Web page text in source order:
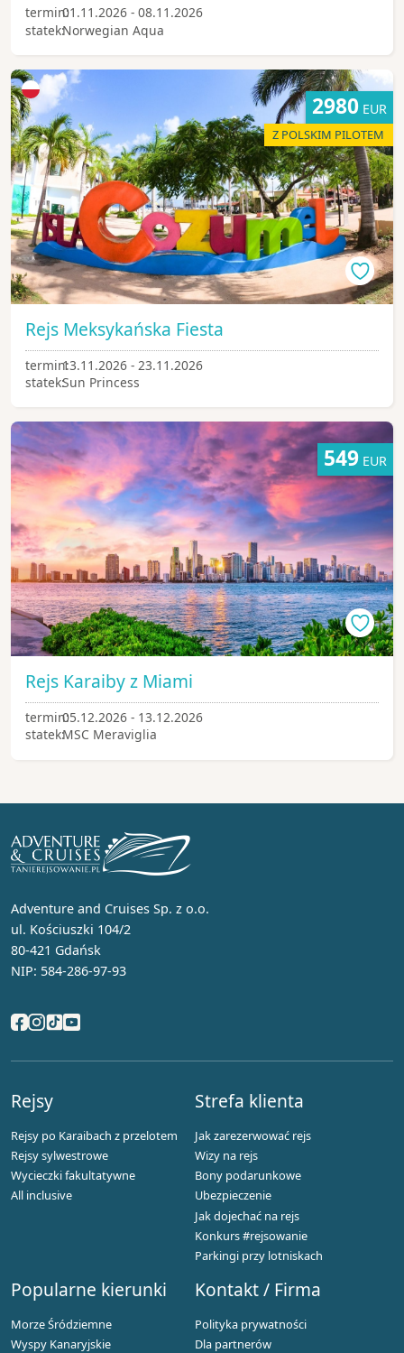
termin:01.11.2026 - 08.11.2026
statek:Norwegian Aqua
2980EUR
Z POLSKIM PILOTEM
Rejs Meksykańska Fiesta
termin:13.11.2026 - 23.11.2026
statek:Sun Princess
549EUR
Rejs Karaiby z Miami
termin:05.12.2026 - 13.12.2026
statek:MSC Meraviglia
Adventure and Cruises Sp. z o.o.
ul. Kościuszki 104/2
80-421 Gdańsk
NIP: 584-286-97-93
Rejsy
Rejsy po Karaibach z przelotem
Rejsy sylwestrowe
Wycieczki fakultatywne
All inclusive
Strefa klienta
Jak zarezerwować rejs
Wizy na rejs
Bony podarunkowe
Ubezpieczenie
Jak dojechać na rejs
Konkurs #rejsowanie
Parkingi przy lotniskach
Popularne kierunki
Morze Śródziemne
Wyspy Kanaryjskie
Kontakt / Firma
Polityka prywatności
Dla partnerów